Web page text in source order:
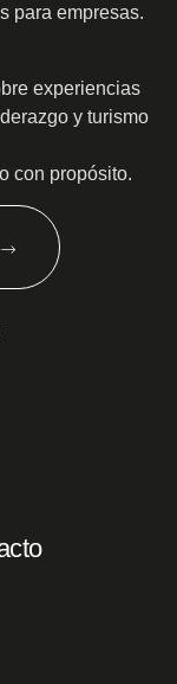
para empresas.
experiencias
y turismo
con propósito.